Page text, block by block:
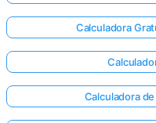
Calculadora
Calculadora